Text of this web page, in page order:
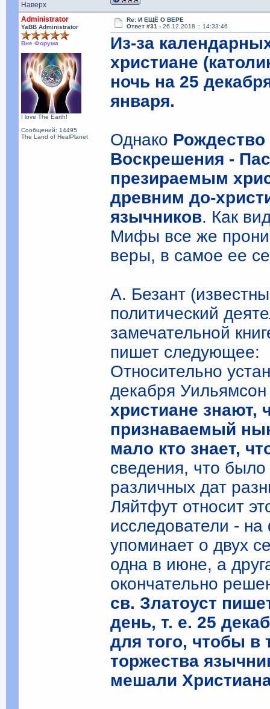
Наверх
Administrator
YaBB Administrator
Вне Форума
I love The Earth!
Сообщений: 14495
The Land of HealPlanet
Re: И ЕЩЁ О ВЕРЕ
Ответ #31 -26.12.2018 :: 14:33:46
Из-за
христиане
ночь на 25
января.
Однако Рождество
Воскрешения -
презираемым
древним до-
язычников. Как
Мифы все же
веры, в самое ее
А. Безант
политический
замечательной
пишет следующее:
Относительно
декабря
христиане знают,
признаваемый
мало кто знает,
сведения, что
различных дат
Ляйтфут относит
исследователи -
упоминает о двух
одна в июне, а
окончательно
св. Златоуст
день, т. е. 25
для того, чтобы
торжества
мешали